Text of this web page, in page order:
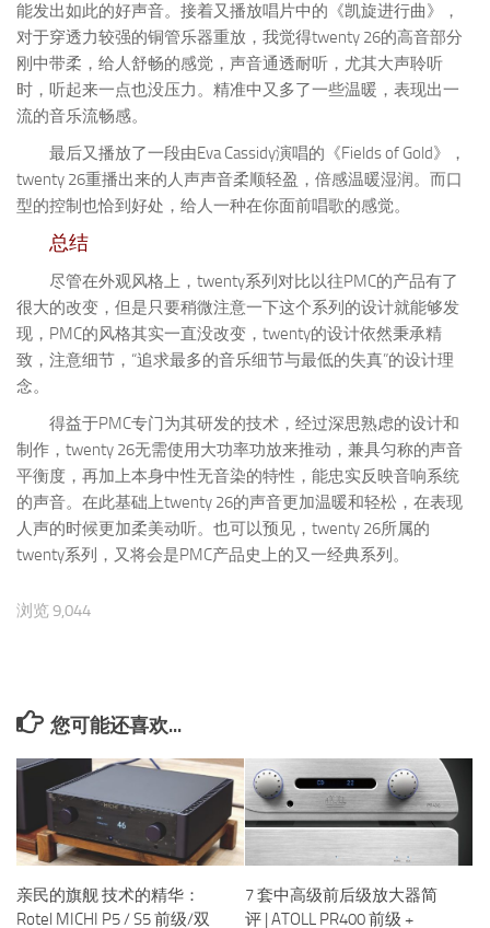
能发出如此的好声音。接着又播放唱片中的《凯旋进行曲》，
对于穿透力较强的铜管乐器重放，我觉得twenty 26的高音部分
刚中带柔，给人舒畅的感觉，声音通透耐听，尤其大声聆听
时，听起来一点也没压力。精准中又多了一些温暖，表现出一
流的音乐流畅感。
最后又播放了一段由Eva Cassidy演唱的《Fields of Gold》，
twenty 26重播出来的人声声音柔顺轻盈，倍感温暖湿润。而口
型的控制也恰到好处，给人一种在你面前唱歌的感觉。
总结
尽管在外观风格上，twenty系列对比以往PMC的产品有了
很大的改变，但是只要稍微注意一下这个系列的设计就能够发
现，PMC的风格其实一直没改变，twenty的设计依然秉承精
致，注意细节，“追求最多的音乐细节与最低的失真”的设计理
念。
得益于PMC专门为其研发的技术，经过深思熟虑的设计和
制作，twenty 26无需使用大功率功放来推动，兼具匀称的声音
平衡度，再加上本身中性无音染的特性，能忠实反映音响系统
的声音。在此基础上twenty 26的声音更加温暖和轻松，在表现
人声的时候更加柔美动听。也可以预见，twenty 26所属的
twenty系列，又将会是PMC产品史上的又一经典系列。
浏览 9,044
您可能还喜欢...
亲民的旗舰 技术的精华：
Rotel MICHI P5 / S5 前级/双
7 套中高级前后级放大器简
评 | ATOLL PR400 前级 +